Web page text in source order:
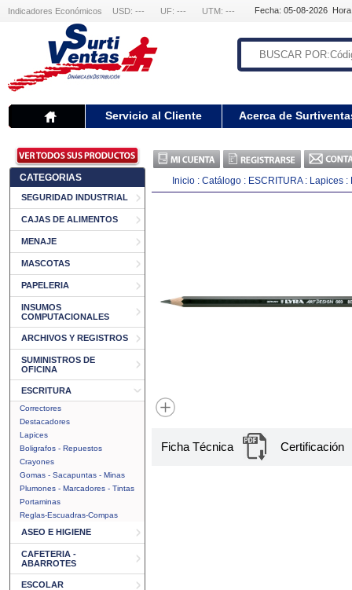
Indicadores Económicos USD: --- UF: --- UTM: --- Fecha: 05-08-2026
Servicio al Cliente Acerca de
CATEGORIAS
SEGURIDAD INDUSTRIAL
CAJAS DE ALIMENTOS
MENAJE
MASCOTAS
PAPELERIA
INSUMOS
COMPUTACIONALES
ARCHIVOS Y REGISTROS
SUMINISTROS DE
OFICINA
ESCRITURA
Correctores
Destacadores
Lapices
Boligrafos - Repuestos
Crayones
Gomas - Sacapuntas - Minas
Plumones - Marcadores - Tintas
Portaminas
Reglas-Escuadras-Compas
ASEO E HIGIENE
CAFETERIA -
ABARROTES
ESCOLAR
Inicio : Catálogo : ESCRITURA: Lapices :
Ficha Técnica Certificación